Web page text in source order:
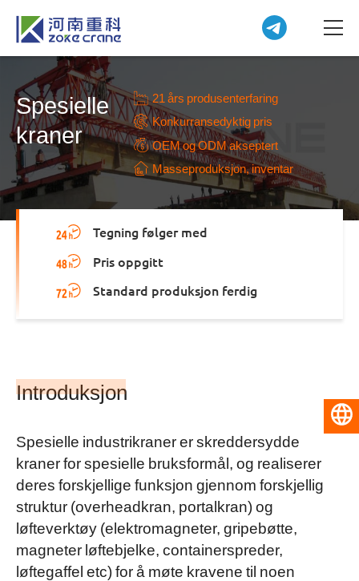
Spesielle
kraner
21 års produsenterfaring
Konkurransedyktig pris
OEM og ODM akseptert
Masseproduksjon, inventar
Tegning følger med
Pris oppgitt
Standard produksjon ferdig
Introduksjon
Spesielle industrikraner er skreddersydde
kraner for spesielle bruksformål, og realiserer
deres forskjellige funksjon gjennom forskjellig
struktur (overheadkran, portalkran) og
løfteverktøy (elektromagneter, gripebøtte,
magneter løftebjelke, containerspreder,
løftegaffel etc) for å møte kravene til noen
Norsk